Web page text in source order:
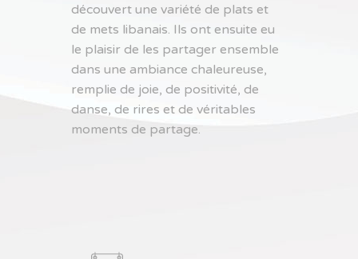
découvert une variété de plats et
de mets libanais. Ils ont ensuite eu
le plaisir de les partager ensemble
dans une ambiance chaleureuse,
remplie de joie, de positivité, de
danse, de rires et de véritables
moments de partage.